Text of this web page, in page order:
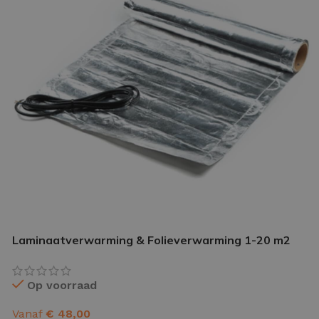
GEREEDSCHAP
gereedschap pakket
Laminaatverwarming & Folieverwarming 1-20 m2
Op voorraad
Vanaf € 48,00